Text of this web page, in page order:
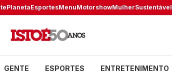
PlanetaEsportesMenuMotorshowMulherSustentável
GENTE ESPORTES ENTRETENIMENTO